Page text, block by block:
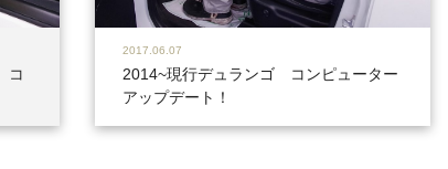
コ
2017.06.07
2014~現行デュランゴ コンピューター
アップデート！